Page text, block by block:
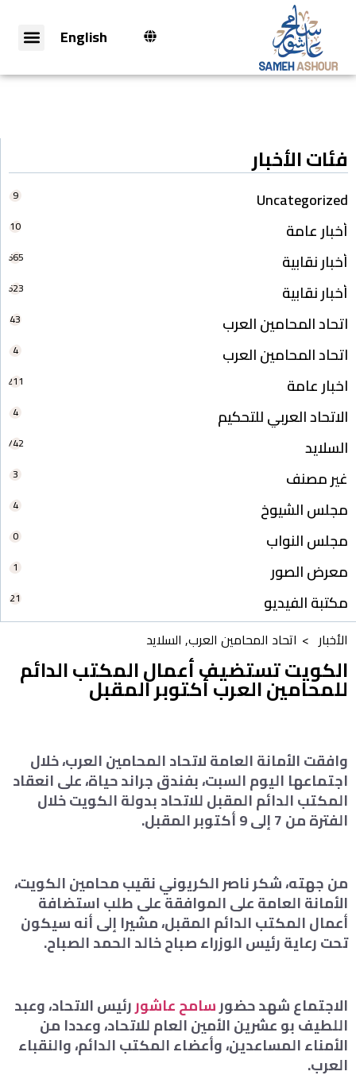
English
فئات الأخبار
Uncategorized
9
أخبار عامة 10
أخبار نقابية 665
أخبار نقابية 623
اتحاد المحامين العرب 43
اتحاد المحامين العرب 4
اخبار عامة 211
الاتحاد العربي للتحكيم 4
السلايد 742
غير مصنف 3
مجلس الشيوخ 4
مجلس النواب 0
معرض الصور 1
مكتبة الفيديو 21
الأخبار > اتحاد المحامين العرب, السلايد
الكويت تستضيف أعمال المكتب الدائم
للمحامين العرب أكتوبر المقبل
وافقت الأمانة العامة لاتحاد المحامين العرب، خلال
اجتماعها اليوم السبت، بفندق جراند حياة، على انعقاد
المكتب الدائم المقبل للاتحاد بدولة الكويت خلال
الفترة من 7 إلى 9 أكتوبر المقبل.
من جهته، شكر ناصر الكريوني نقيب محامين الكويت،
الأمانة العامة على الموافقة على طلب استضافة
أعمال المكتب الدائم المقبل، مشيرا إلى أنه سيكون
تحت رعاية رئيس الوزراء صباح خالد الحمد الصباح.
الاجتماع شهد حضورسامح عاشوررئيس الاتحاد، وعبد
اللطيف بو عشرين الأمين العام للاتحاد، وعددا من
الأمناء المساعدين، وأعضاء المكتب الدائم، والنقباء
العرب.